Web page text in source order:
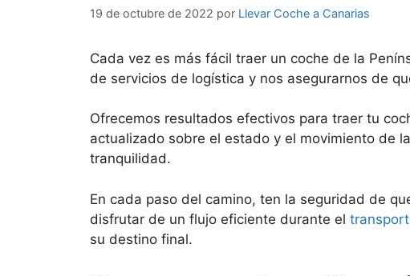
19 de octubre de 2022 por Llevar Coche a Canarias
Cada vez es más fácil traer un coche de la
de servicios de logística y nos asegurarnos de
Ofrecemos resultados efectivos para traer tu
actualizado sobre el estado y el movimiento de
tranquilidad.
En cada paso del camino, ten la seguridad de
disfrutar de un flujo eficiente durante el
su destino final.